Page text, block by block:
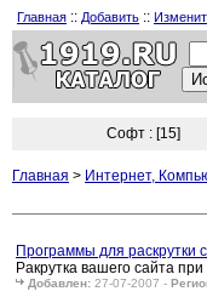
Главная :: Добавить ::
Софт : [15]
Главная > Интернет,
Программы для раскрутки
Ракрутка вашего сайта
Добавлен: 27-07-2007 -